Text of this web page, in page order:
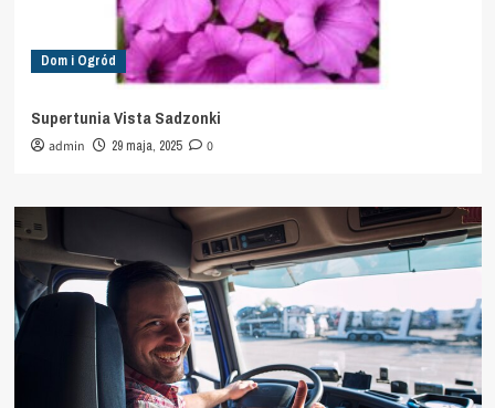
Dom i Ogród
Supertunia Vista Sadzonki
admin 29 maja, 2025 0